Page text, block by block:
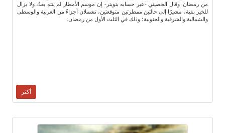
من رمضان. وقال الحصيني -عبر حسابه بتويتر- إن موسم الأمطار لم ينتهِ بعدُ، ولا يزال
للخير بقية، مشيرًا إلى حالتين ممطرتين متوقعتين، تشملان أجزاءً من الغربية والوسطى
والشمالية والشرقية والجنوبية؛ وذلك في الثلث الأول من رمضان.
أكثر